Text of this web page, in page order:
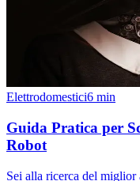
Elettrodomestici6 min
Guida Pratica per
Robot
Sei alla ricerca del miglior